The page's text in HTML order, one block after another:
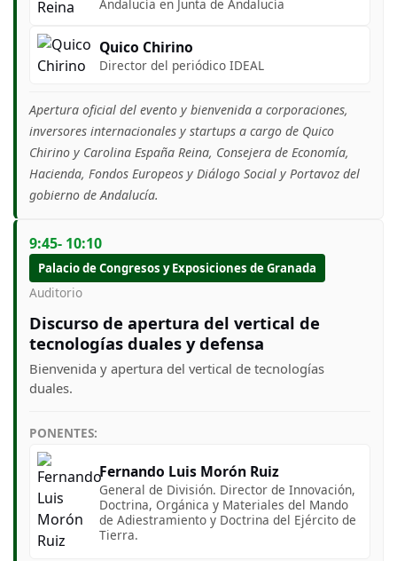
Andalucía en Junta de Andalucía
Quico Chirino
Director del periódico IDEAL
Apertura oficial del evento y bienvenida a corporaciones,
inversores internacionales y startups a cargo de Quico
Chirino y Carolina España Reina, Consejera de Economía,
Hacienda, Fondos Europeos y Diálogo Social y Portavoz del
gobierno de Andalucía.
9:45- 10:10
Palacio de Congresos y Exposiciones de Granada
Auditorio
Discurso de apertura del vertical de
tecnologías duales y defensa
Bienvenida y apertura del vertical de tecnologías
duales.
PONENTES:
Fernando Luis Morón Ruiz
General de División. Director de Innovación,
Doctrina, Orgánica y Materiales del Mando
de Adiestramiento y Doctrina del Ejército de
Tierra.